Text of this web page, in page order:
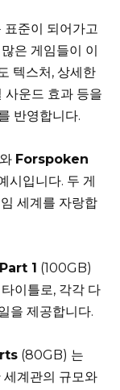
준이 되어가고
은 게임들이 이
텍스처, 상세한
사운드 효과 등을
반영합니다.
Forspoken
시입니다. 두 게
세계를 자랑합
1 (100GB)
이틀로, 각각 다
을 제공합니다.
(80GB) 는
계관의 규모와